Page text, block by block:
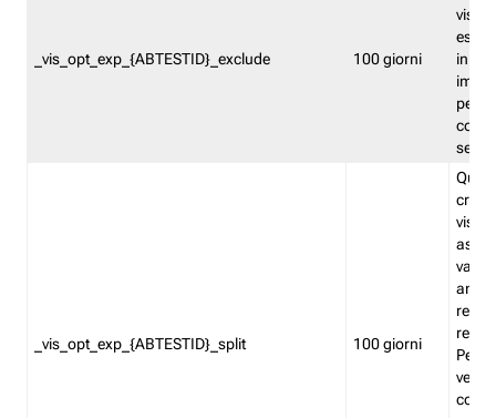
_vis_opt_exp_{ABTESTID}_exclude 100 giorni
in
_vis_opt_exp_{ABTESTID}_split 100 giorni